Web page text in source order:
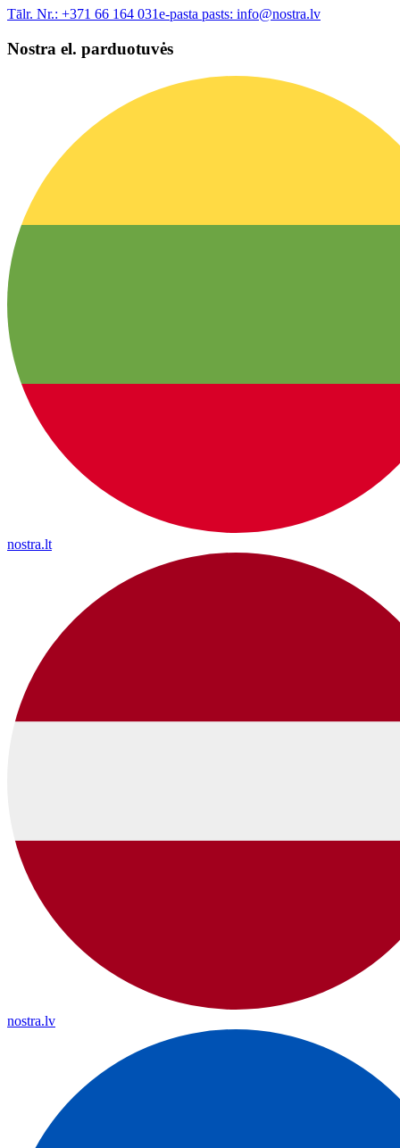
Tālr. Nr.: +371 66 164 031e-pasta pasts: info@nostra.lv
Nostra el. parduotuvės
nostra.lt
nostra.lv